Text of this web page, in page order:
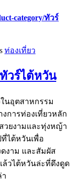
category/ทัวร์
ท่องเที่ยว
วร์ไต้หวัน
ในอุตสาหกรรม
การท่องเที่ยวหลัก
วยงามและทุ่งหญ้า
ไต้หวันเพื่อ
งาม และสัมผัส
วไต้หวันล่ะที่ดึงดูด